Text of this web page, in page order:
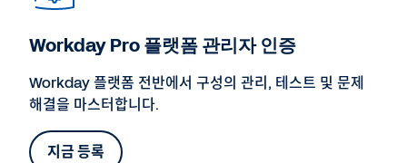
Workday Pro 플랫폼 관리자 인증
Workday 플랫폼 전반에서 구성의 관리, 테스트 및 문제
해결을 마스터합니다.
지금 등록